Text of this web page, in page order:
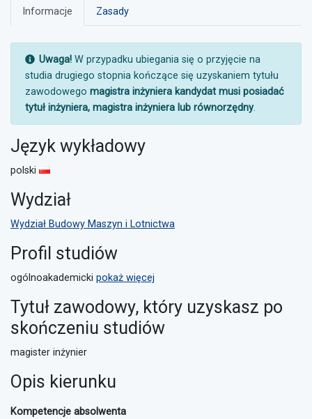
Informacje Zasady
UWAGA:
Uwaga! W przypadku ubiegania się o przyjęcie na
studia drugiego stopnia kończące się uzyskaniem tytułu
zawodowego magistra inżyniera kandydat musi posiadać
tytuł inżyniera, magistra inżyniera lub równorzędny.
Język wykładowy
polski
Wydział
Wydział Budowy Maszyn i Lotnictwa
Profil studiów
ogólnoakademicki pokaż więcej
Tytuł zawodowy, który uzyskasz po
skończeniu studiów
magister inżynier
Opis kierunku
Kompetencje absolwenta